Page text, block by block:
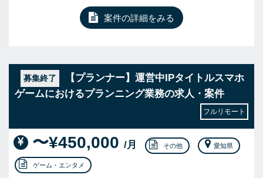
案件の詳細をみる
募集終了
【プランナー】運営中IPタイトルスマホ
ゲームにおけるプランニング業務の求人・案件
フルリモート
〜¥450,000 /月 その他 愛知県
ゲーム・エンタメ